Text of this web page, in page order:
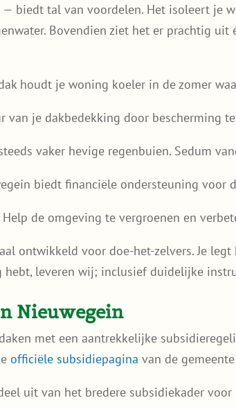
biedt tal van voordelen. Het isoleert je
Bovendien ziet het er prachtig
houdt je woning koeler in de zomer
van je dakbedekking door bescherming
vaker hevige regenbuien. Sedum
biedt financiële ondersteuning voor
Help de omgeving te vergroenen en
ontwikkeld voor doe-het-zelvers. Je
hebt, leveren wij; inclusief duidelijke
Nieuwegein
met een aantrekkelijke
officiële subsidiepagina van de
uit van het bredere subsidiekader voor